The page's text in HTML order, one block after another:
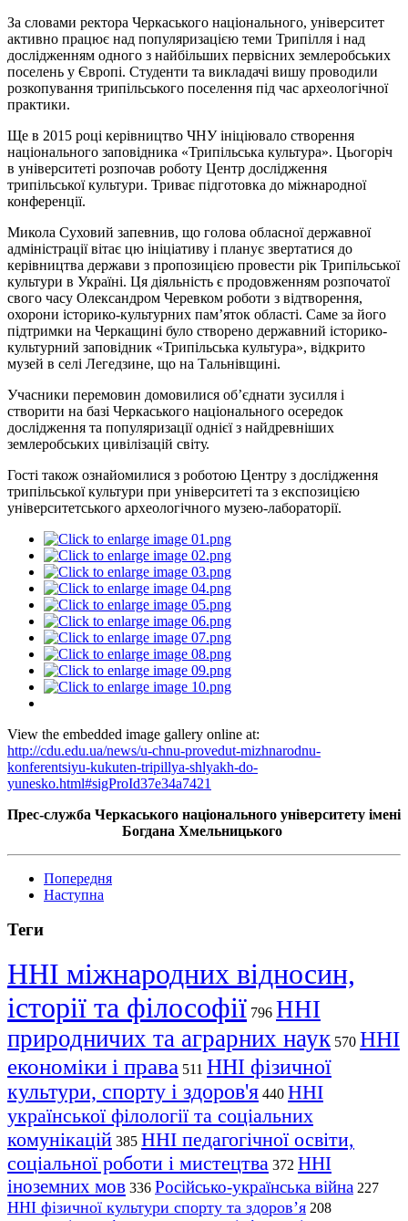
За словами ректора Черкаського національного, університет
активно працює над популяризацією теми Трипілля і над
дослідженням одного з найбільших первісних землеробських
поселень у Європі. Студенти та викладачі вишу проводили
розкопування трипільського поселення під час археологічної
практики.
Ще в 2015 році керівництво ЧНУ ініціювало створення
національного заповідника «Трипільська культура». Цьогоріч
в університеті розпочав роботу Центр дослідження
трипільської культури. Триває підготовка до міжнародної
конференції.
Микола Суховий запевнив, що голова обласної державної
адміністрації вітає цю ініціативу і планує звертатися до
керівництва держави з пропозицією провести рік Трипільської
культури в Україні. Ця діяльність є продовженням розпочатої
свого часу Олександром Черевком роботи з відтворення,
охорони історико-культурних пам’яток області. Саме за його
підтримки на Черкащині було створено державний історико-
культурний заповідник «Трипільська культура», відкрито
музей в селі Легедзине, що на Тальнівщині.
Учасники перемовин домовилися об’єднати зусилля і
створити на базі Черкаського національного осередок
дослідження та популяризації однієї з найдревніших
землеробських цивілізацій світу.
Гості також ознайомилися з роботою Центру з дослідження
трипільської культури при університеті та з експозицією
університетського археологічного музею-лабораторії.
View the embedded image gallery online at:
http://cdu.edu.ua/news/u-chnu-provedut-mizhnarodnu-
konferentsiyu-kukuten-tripillya-shlyakh-do-
yunesko.html#sigProId37e34a7421
Прес-служба Черкаського національного університету імені
Богдана Хмельницького
Попередня
Наступна
Теги
ННІ міжнародних відносин,
історії та філософії 796 ННІ
природничих та аграрних наук 570 ННІ
економіки і права 511 ННІ фізичної
культури, спорту і здоров'я 440 ННІ
української філології та соціальних
комунікацій 385 ННІ педагогічної освіти,
соціальної роботи і мистецтва 372 ННІ
іноземних мов 336 Російсько-українська війна 227
ННІ фізичної культури спорту та здоров’я 208